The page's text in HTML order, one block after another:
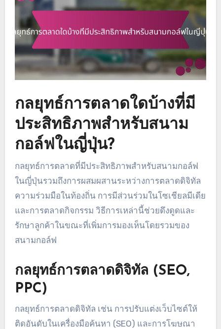
กลยุทธ์การตลาดใดบ้างที่มี
ประสิทธิภาพสำหรับสนาม
กอล์ฟในญี่ปุ่น?
กลยุทธ์การตลาดที่มีประสิทธิภาพสำหรับสนามกอล์ฟ
ในญี่ปุ่นรวมถึงการผสมผสานระหว่างการตลาดดิจิทัล
ความร่วมมือในท้องถิ่น การมีส่วนร่วมในโซเชียลมีเดีย
และการตลาดกิจกรรม วิธีการเหล่านี้ช่วยดึงดูดและ
รักษาลูกค้าในขณะที่เพิ่มการมองเห็นโดยรวมของ
สนามกอล์ฟ
กลยุทธ์การตลาดดิจิทัล (SEO,
PPC)
กลยุทธ์การตลาดดิจิทัล เช่น การปรับแต่งเว็บไซต์ให้
ติดอันดับในเครื่องมือค้นหา (SEO) และการโฆษณา